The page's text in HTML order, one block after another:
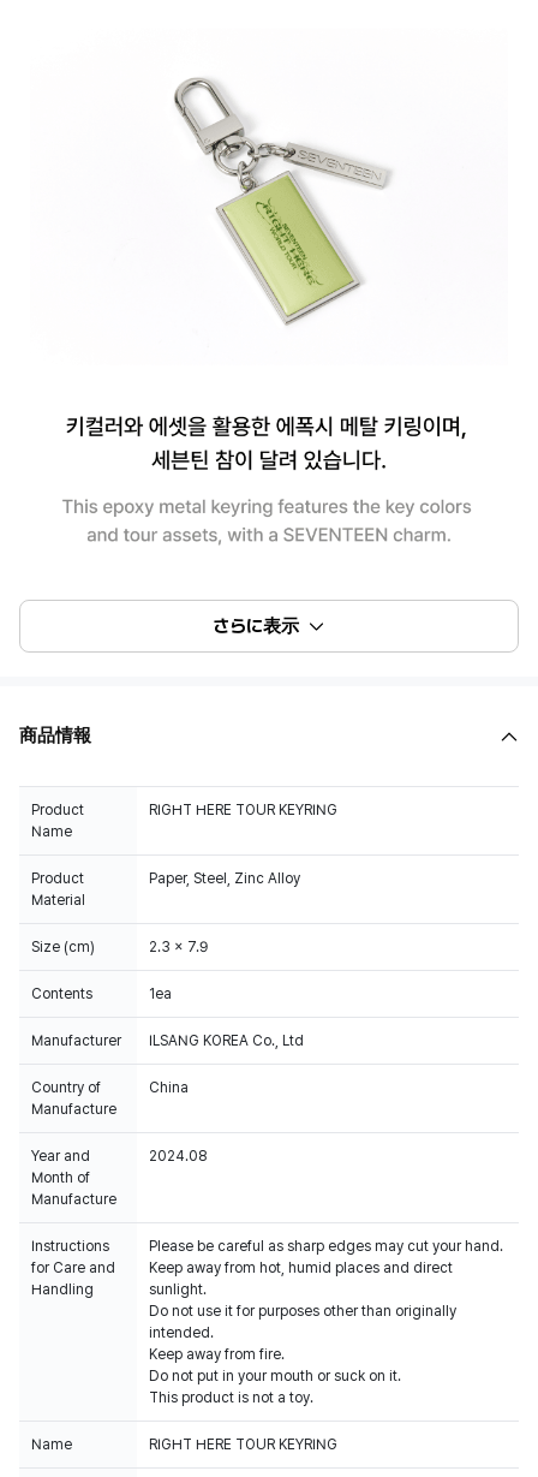
さらに表示
商品情報
Product
Name
RIGHT HERE TOUR KEYRING
Product
Material
Paper, Steel, Zinc Alloy
Size (cm) 2.3 x 7.9
Contents 1ea
Manufacturer ILSANG KOREA Co., Ltd
Country of
Manufacture
China
Year and
Month of
Manufacture
2024.08
Instructions
for Care and
Handling
Please be careful as sharp edges may cut your hand.
Keep away from hot, humid places and direct
sunlight.
Do not use it for purposes other than originally
intended.
Keep away from fire.
Do not put in your mouth or suck on it.
This product is not a toy.
Name RIGHT HERE TOUR KEYRING